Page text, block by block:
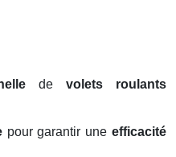
de volets roulants
pour garantir uneefficacité